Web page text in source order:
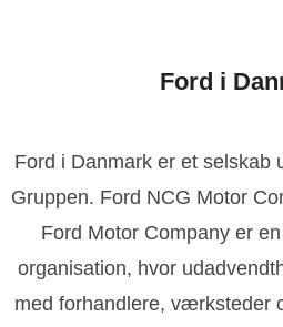
Ford i
Ford i Danmark er et selskab
Gruppen. Ford NCG Motor
Ford Motor Company er
organisation, hvor
med forhandlere, værksteder